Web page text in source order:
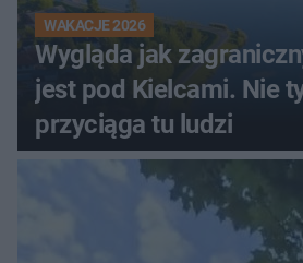
WAKACJE 2026
Wygląda jak
jest pod Kielcami. Nie
przyciąga tu ludzi